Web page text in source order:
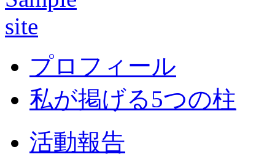
プロフィール
私が掲げる5つの柱
活動報告